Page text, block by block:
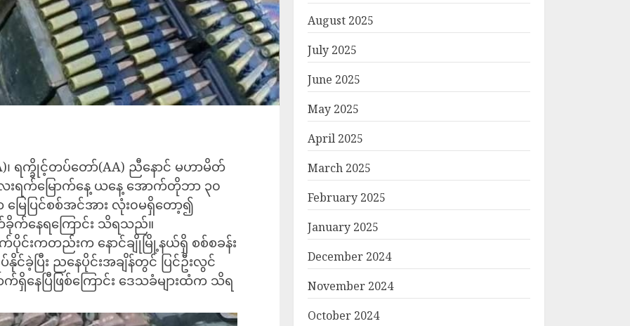
၊ ရက္ခိုင့်တပ်တော်(AA) ညီနောင် မဟာမိတ်
းရက်မြောက်နေ့ ယနေ့ အောက်တိုဘာ ၃၀
ပြင်စစ်အင်အား လုံး၀မရှိတော့၍
ခိုက်နေရကြောင်း သိရသည်။
င်းကတည်းက နောင်ချိုမြို့နယ်ရှိ စစ်စခန်း
င်ခဲ့ပြီး ည‌နေပိုင်းအချိန်တွင် ပြင်ဦးလွင်
နေပြီဖြစ်ကြောင်း ဒေသခံများထံက သိရ
August 2025
July 2025
June 2025
May 2025
April 2025
March 2025
February 2025
January 2025
December 2024
November 2024
October 2024